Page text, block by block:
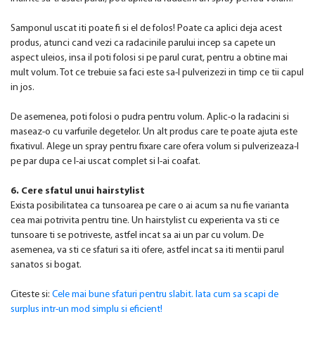
Samponul uscat iti poate fi si el de folos! Poate ca aplici deja acest
produs, atunci cand vezi ca radacinile parului incep sa capete un
aspect uleios, insa il poti folosi si pe parul curat, pentru a obtine mai
mult volum. Tot ce trebuie sa faci este sa-l pulverizezi in timp ce tii capul
in jos.
De asemenea, poti folosi o pudra pentru volum. Aplic-o la radacini si
maseaz-o cu varfurile degetelor. Un alt produs care te poate ajuta este
fixativul. Alege un spray pentru fixare care ofera volum si pulverizeaza-l
pe par dupa ce l-ai uscat complet si l-ai coafat.
6. Cere sfatul unui hairstylist
Exista posibilitatea ca tunsoarea pe care o ai acum sa nu fie varianta
cea mai potrivita pentru tine. Un hairstylist cu experienta va sti ce
tunsoare ti se potriveste, astfel incat sa ai un par cu volum. De
asemenea, va sti ce sfaturi sa iti ofere, astfel incat sa iti mentii parul
sanatos si bogat.
Citeste si: Cele mai bune sfaturi pentru slabit. Iata cum sa scapi de
surplus intr-un mod simplu si eficient!